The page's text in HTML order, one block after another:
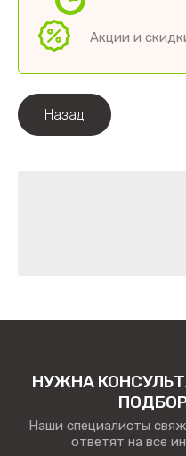
Акции и
Назад
НУЖНА
Наши специалисты
ответят на все